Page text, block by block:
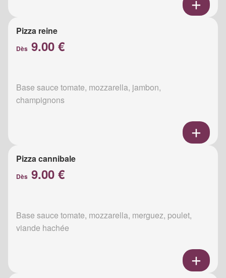
Pizza reine
Dès 9.00 €
Base sauce tomate, mozzarella, jambon,
champignons
Pizza cannibale
Dès 9.00 €
Base sauce tomate, mozzarella, merguez, poulet,
viande hachée